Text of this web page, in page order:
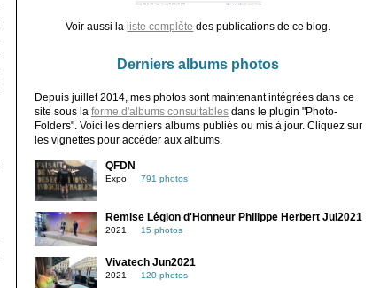
Voir aussi la liste complète des publications de ce blog.
Derniers albums photos
Depuis juillet 2014, mes photos sont maintenant intégrées dans ce
site sous la forme d'albums consultablesdans le plugin "Photo-
Folders". Voici les derniers albums publiés ou mis à jour. Cliquez sur
les vignettes pour accéder aux albums.
QFDN
Expo 791 photos
Remise Légion d'Honneur Philippe Herbert Jul2021
2021 15 photos
Vivatech Jun2021
2021 120 photos